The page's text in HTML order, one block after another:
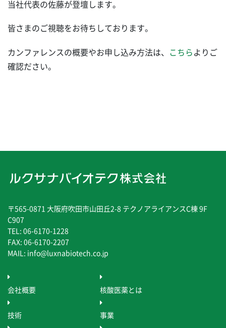
当社代表の佐藤が登壇します。
皆さまのご視聴をお待ちしております。
カンファレンスの概要やお申し込み方法は、 こちら よりご
確認ださい。
〒565-0871 大阪府吹田市山田丘2-8 テクノアライアンスC棟 9F
C907
TEL: 06-6170-1228
FAX: 06-6170-2207
MAIL: info@luxnabiotech.co.jp
会社概要 核酸医薬とは
技術 事業